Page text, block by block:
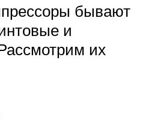
бывают
и
их